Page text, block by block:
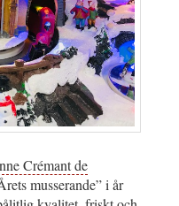
Crémant de
musserande” i år